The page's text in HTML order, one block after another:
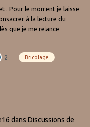
. Pour le moment je laisse
à la lecture du
que je me relance
2 Bricolage
dans Discussions de